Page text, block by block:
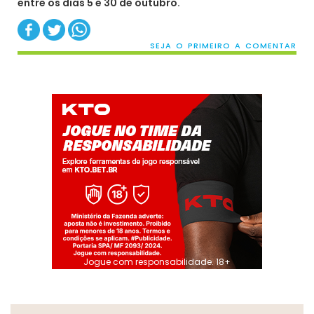
entre os dias 5 e 30 de outubro.
SEJA O PRIMEIRO A COMENTAR
Jogue com responsabilidade. 18+